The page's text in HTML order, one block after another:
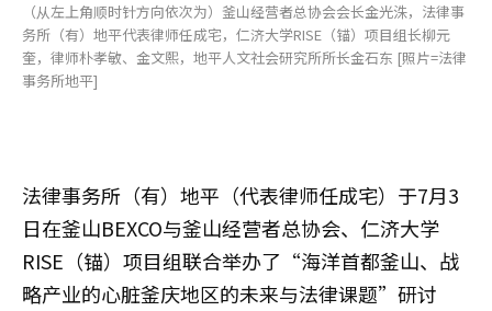
（从左上角顺时针方向依次为）釜山经营者总协会会长金光洙，法律事
务所（有）地平代表律师任成宅，仁济大学RISE（锚）项目组长柳元
奎，律师朴孝敏、金文熙，地平人文社会研究所所长金石东 [照片=法律
事务所地平]
法律事务所（有）地平（代表律师任成宅）于7月3
日在釜山BEXCO与釜山经营者总协会、仁济大学
RISE（锚）项目组联合举办了“海洋首都釜山、战
略产业的心脏釜庆地区的未来与法律课题”研讨